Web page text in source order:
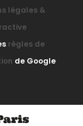
légales &
règles de
de Google